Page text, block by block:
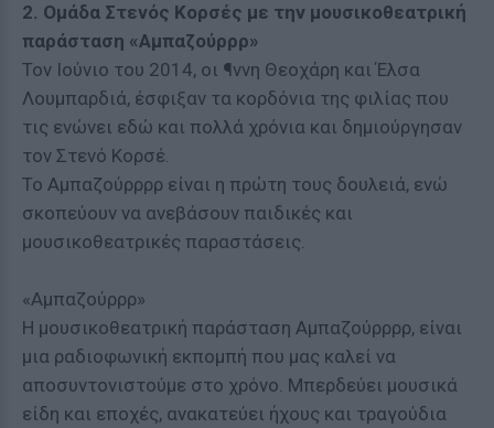
2. Ομάδα Στενός Κορσές με την μουσικοθεατρική
παράσταση «Αμπαζούρρρ»
Τον Ιούνιο του 2014, οι ¶ννη Θεοχάρη και Έλσα
Λουμπαρδιά, έσφιξαν τα κορδόνια της φιλίας που
τις ενώνει εδώ και πολλά χρόνια και δημιούργησαν
τον Στενό Κορσέ.
Το Αμπαζούρρρρ είναι η πρώτη τους δουλειά, ενώ
σκοπεύουν να ανεβάσουν παιδικές και
μουσικοθεατρικές παραστάσεις.
«Αμπαζούρρρ»
Η μουσικοθεατρική παράσταση Αμπαζούρρρρ, είναι
μια ραδιοφωνική εκπομπή που μας καλεί να
αποσυντονιστούμε στο χρόνο. Μπερδεύει μουσικά
είδη και εποχές, ανακατεύει ήχους και τραγούδια